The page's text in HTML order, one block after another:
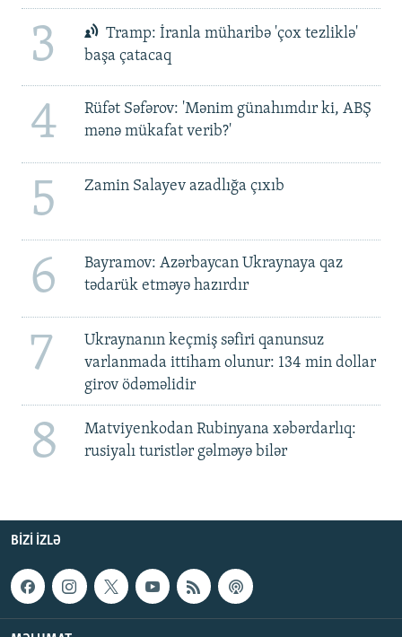
3
Tramp: İranla müharibə 'çox tezliklə'
başa çatacaq
4
Rüfət Səfərov: 'Mənim günahımdır ki, ABŞ
mənə mükafat verib?'
5 Zamin Salayev azadlığa çıxıb
6
Bayramov: Azərbaycan Ukraynaya qaz
tədarük etməyə hazırdır
7
Ukraynanın keçmiş səfiri qanunsuz
varlanmada ittiham olunur: 134 min dollar
girov ödəməlidir
8
Matviyenkodan Rubinyana xəbərdarlıq:
rusiyalı turistlər gəlməyə bilər
BIZI IZLƏ